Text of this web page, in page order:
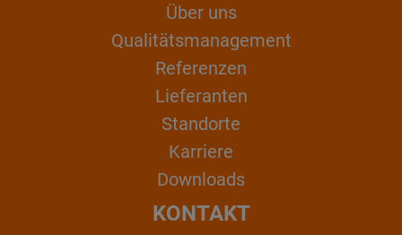
Über uns
Qualitätsmanagement
Referenzen
Lieferanten
Standorte
Karriere
Downloads
KONTAKT